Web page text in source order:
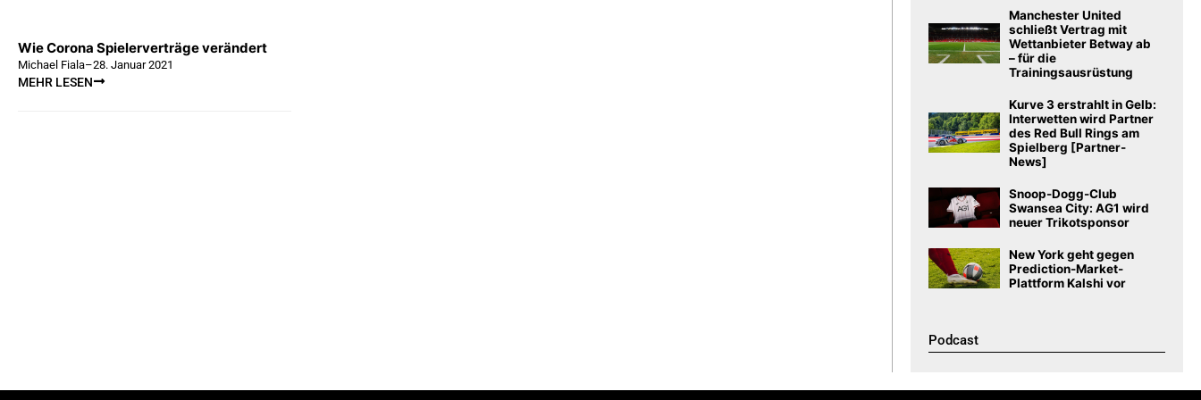
Wie Corona Spielerverträge verändert
Michael Fiala–28. Januar 2021
MEHR LESEN
Manchester United
schließt Vertrag mit
Wettanbieter Betway ab
– für die
Trainingsausrüstung
Kurve 3 erstrahlt in Gelb:
Interwetten wird Partner
des Red Bull Rings am
Spielberg [Partner-
News]
Snoop-Dogg-Club
Swansea City: AG1 wird
neuer Trikotsponsor
New York geht gegen
Prediction-Market-
Plattform Kalshi vor
Podcast​